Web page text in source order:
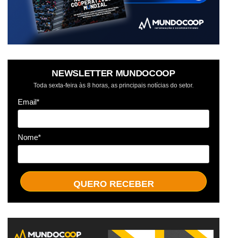
NEWSLETTER MUNDOCOOP
Toda sexta-feira às 8 horas, as principais notícias do setor.
Email*
Nome*
QUERO RECEBER